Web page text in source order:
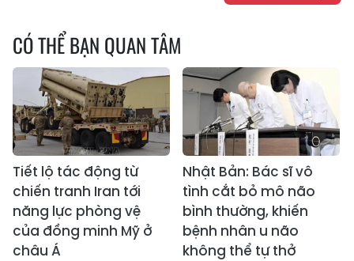
CÓ THỂ BẠN QUAN TÂM
Tiết lộ tác động từ
chiến tranh Iran tới
năng lực phòng vệ
của đồng minh Mỹ ở
châu Á
Nhật Bản: Bác sĩ vô
tình cắt bỏ mô não
bình thường, khiến
bệnh nhân u não
không thể tự thở